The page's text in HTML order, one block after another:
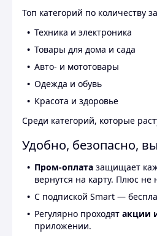
Топ категорий по количеству
Техника и электроника
Товары для дома и сада
Авто- и мототовары
Одежда и обувь
Красота и здоровье
Среди категорий, которые
Удобно, безопасно,
Пром-оплата защищает
вернутся на карту. Плюс
С подпиской Smart —
Регулярно проходят акции
приложении.